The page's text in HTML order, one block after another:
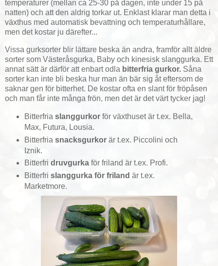
temperaturer (mellan ca 25-30 på dagen, inte under 15 på
natten) och att den aldrig torkar ut. Enklast klarar man detta i
växthus med automatisk bevattning och temperaturhållare,
men det kostar ju därefter...
Vissa gurksorter blir lättare beska än andra, framför allt äldre
sorter som Västeråsgurka, Baby och kinesisk slanggurka. Ett
annat sätt är därför att enbart odla bitterfria gurkor. Såna
sorter kan inte bli beska hur man än bär sig åt eftersom de
saknar gen för bitterhet. De kostar ofta en slant för fröpåsen
och man får inte många frön, men det är det värt tycker jag!
Bitterfria slanggurkor för växthuset är t.ex. Bella,
Max, Futura, Lousia.
Bitterfria snacksgurkor är t.ex. Piccolini och
Iznik.
Bitterfri druvgurka för friland är t.ex. Profi.
Bitterfri slanggurka för friland är t.ex.
Marketmore.